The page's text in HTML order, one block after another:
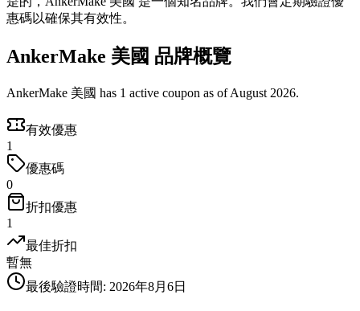
惠碼以確保其有效性。
AnkerMake 美國 品牌概覽
AnkerMake 美國 has 1 active coupon as of August 2026.
有效優惠
1
優惠碼
0
折扣優惠
1
最佳折扣
暫無
最後驗證時間: 2026年8月6日